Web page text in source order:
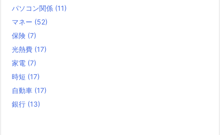
パソコン関係 (11)
マネー (52)
保険 (7)
光熱費 (17)
家電 (7)
時短 (17)
自動車 (17)
銀行 (13)